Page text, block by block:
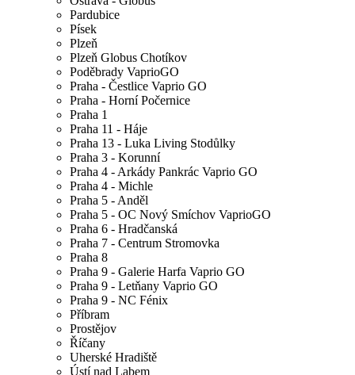
Pardubice
Písek
Plzeň
Plzeň Globus Chotíkov
Poděbrady VaprioGO
Praha - Čestlice Vaprio GO
Praha - Horní Počernice
Praha 1
Praha 11 - Háje
Praha 13 - Luka Living Stodůlky
Praha 3 - Korunní
Praha 4 - Arkády Pankrác Vaprio GO
Praha 4 - Michle
Praha 5 - Anděl
Praha 5 - OC Nový Smíchov VaprioGO
Praha 6 - Hradčanská
Praha 7 - Centrum Stromovka
Praha 8
Praha 9 - Galerie Harfa Vaprio GO
Praha 9 - Letňany Vaprio GO
Praha 9 - NC Fénix
Příbram
Prostějov
Říčany
Uherské Hradiště
Ústí nad Labem